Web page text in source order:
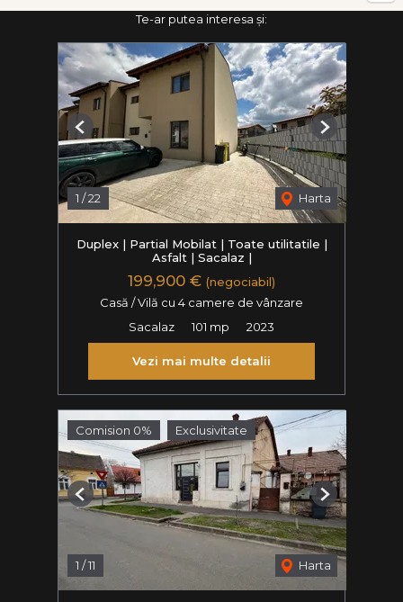
Te-ar putea interesa și:
1 /22 Harta
Previous Next
Duplex | Partial Mobilat | Toate utilitatile |
Asfalt | Sacalaz |
199,900 € (negociabil)
Casă / Vilă cu 4 camere de vânzare
Sacalaz
101 mp 2023
Vezi mai multe detalii
Comision 0% Exclusivitate
1 /11 Harta
Previous Next